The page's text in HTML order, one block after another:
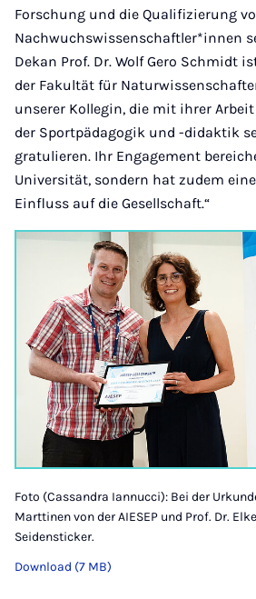
Forschung und die Qualifizierung
Nachwuchswissenschaftler*innen
Dekan Prof. Dr. Wolf Gero Schmidt
der Fakultät für
unserer Kollegin, die mit ihrer
der Sportpädagogik und -didaktik
gratulieren. Ihr Engagement
Universität, sondern hat zudem
Einfluss auf die Gesellschaft.“
Foto (Cassandra Iannucci): Bei der
Marttinen von der AIESEP und Prof. Dr.
Seidensticker.
Download (7 MB)